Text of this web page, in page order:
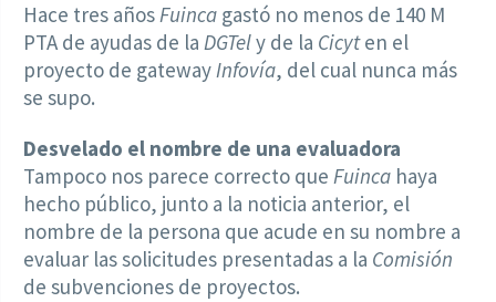
Hace tres añosFuinca gastó no menos de 140 M
PTA de ayudas de la DGTely de la Cicyten el
proyecto de gatewayInfovía, del cual nunca más
se supo.
Desvelado el nombre de una evaluadora
Tampoco nos parece correcto que Fuinca haya
hecho público, junto a la noticia anterior, el
nombre de la persona que acude en su nombre a
evaluar las solicitudes presentadas a la Comisión
de subvenciones de proyectos.